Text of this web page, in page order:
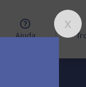
Ajuda